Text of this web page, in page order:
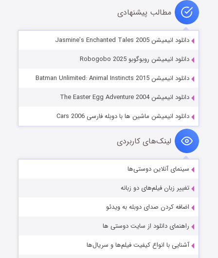
مطالب پیشنهادی
دانلود انیمیشن Jasmine’s Enchanted Tales 2005
دانلود انیمیشن روبوگوبو Robogobo 2025
دانلود انیمیشن Batman Unlimited: Animal Instincts 2015
دانلود انیمیشن The Easter Egg Adventure 2004
دانلود انیمیشن ماشین ها با دوبله فارسی Cars 2006
لینک‌های کاربردی
سینمای آنلاین دوستی‌ها
تغییر زبان فیلم‌های دو زبانه
اضافه کردن صدای دوبله به ویدئو
راهنمای دانلود از سایت دوستی ها
آشنایی با انواع کیفیت فیلم‌ها و سریال‌ها